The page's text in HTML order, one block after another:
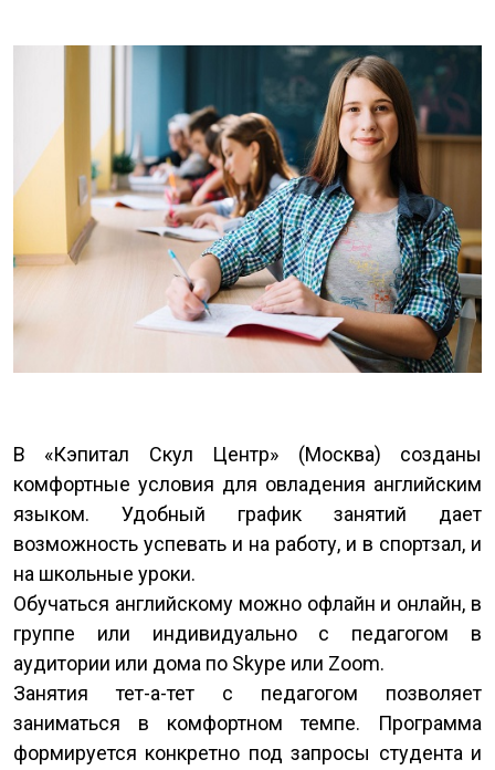
В «Кэпитал Скул Центр» (Москва) созданы
комфортные условия для овладения английским
языком. Удобный график занятий дает
возможность успевать и на работу, и в спортзал, и
на школьные уроки.
Обучаться английскому можно офлайн и онлайн, в
группе или индивидуально с педагогом в
аудитории или дома по Skype или Zoom.
Занятия тет-а-тет с педагогом позволяет
заниматься в комфортном темпе. Программа
формируется конкретно под запросы студента и